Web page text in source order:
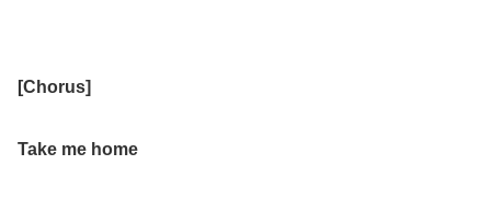
[Chorus]
Take me home